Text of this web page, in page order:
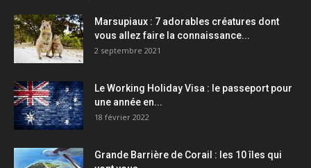
Marsupiaux : 7 adorables créatures dont
vous allez faire la connaissance...
2 septembre 2021
Le Working Holiday Visa : le passeport pour
une année en...
18 février 2022
Grande Barrière de Corail : les 10 îles qui